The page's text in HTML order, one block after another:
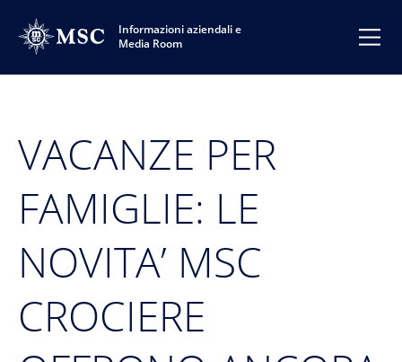
Informazioni aziendali e
Media Room
VACANZE PER
FAMIGLIE: LE
NOVITA’ MSC
CROCIERE